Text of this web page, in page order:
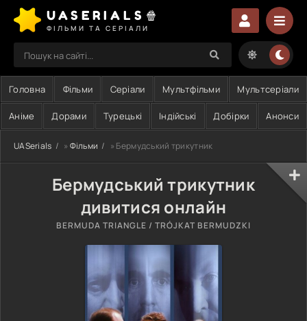
UASERIALS🍿
ФІЛЬМИ ТА СЕРІАЛИ
Головна Фільми Серіали Мультфільми Мультсеріали
Аніме Дорами Турецькі Індійські Добірки Анонси
UASerials » Фільми » Бермудський трикутник
Бермудський трикутник
дивитися онлайн
BERMUDA TRIANGLE / TRÓJKAT BERMUDZKI